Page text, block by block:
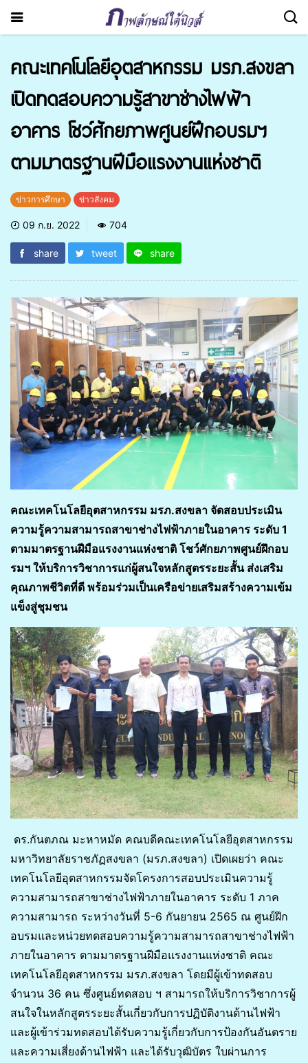
คณะเทคโนโลยีอุตสาหกรรม มรภ.สงขลา
เปิดทดสอบความรู้สาขาช่างไฟฟ้า
อาคาร โชว์ศักยภาพศูนย์ฝึกอบรมฯ
ตามมาตรฐานฝีมือแรงงานแห่งชาติ
ข่าวการศึกษา ข่าวสังคม
09 ก.ย. 2022 704
share tweet share
คณะเทคโนโลยีอุตสาหกรรม มรภ.สงขลา จัดสอบประเมิน
ความรู้ความสามารถสาขาช่างไฟฟ้าภายในอาคาร ระดับ 1
ตามมาตรฐานฝีมือแรงงานแห่งชาติ โชว์ศักยภาพศูนย์ฝึกอบ
รมฯ ให้บริการวิชาการแก่ผู้สนใจหลักสูตรระยะสั้น ส่งเสริม
คุณภาพชีวิตที่ดี พร้อมร่วมเป็นเครือข่ายเสริมสร้างความเข้ม
แข็งสู่ชุมชน
ดร.กันตภณ มะหาหมัด คณบดีคณะเทคโนโลยีอุตสาหกรรม
มหาวิทยาลัยราชภัฏสงขลา (มรภ.สงขลา) เปิดเผยว่า คณะ
เทคโนโลยีอุตสาหกรรมจัดโครงการสอบประเมินความรู้
ความสามารถสาขาช่างไฟฟ้าภายในอาคาร ระดับ 1 ภาค
ความสามารถ ระหว่างวันที่ 5-6 กันยายน 2565 ณ ศูนย์ฝึก
อบรมและหน่วยทดสอบความรู้ความสามารถสาขาช่างไฟฟ้า
ภายในอาคาร ตามมาตรฐานฝีมือแรงงานแห่งชาติ คณะ
เทคโนโลยีอุตสาหกรรม มรภ.สงขลา โดยมีผู้เข้าทดสอบ
จำนวน 36 คน ซึ่งศูนย์ทดสอบ ฯ สามารถให้บริการวิชาการผู้
สนใจในหลักสูตรระยะสั้นเกี่ยวกับการปฏิบัติงานด้านไฟฟ้า
และผู้เข้าร่วมทดสอบได้รับความรู้เกี่ยวกับการป้องกันอันตราย
และความเสี่ยงด้านไฟฟ้า และได้รับวุฒิบัตร ใบผ่านการ